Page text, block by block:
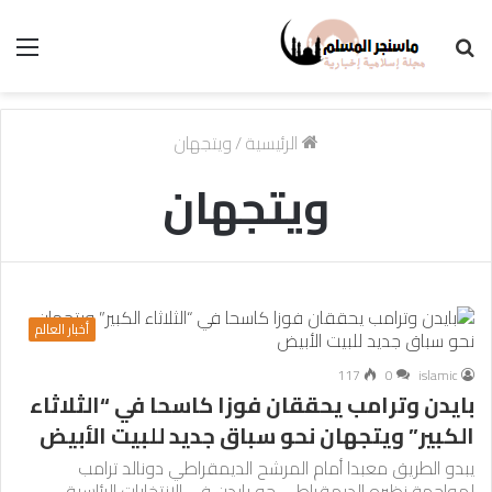
الرئيسية/ويتجهان
ويتجهان
أخبار العالم
islamic
0
117
بايدن وترامب يحققان فوزا كاسحا في “الثلاثاء
الكبير” ويتجهان نحو سباق جديد للبيت الأبيض
يبدو الطريق معبدا أمام المرشح الديمقراطي دونالد ترامب